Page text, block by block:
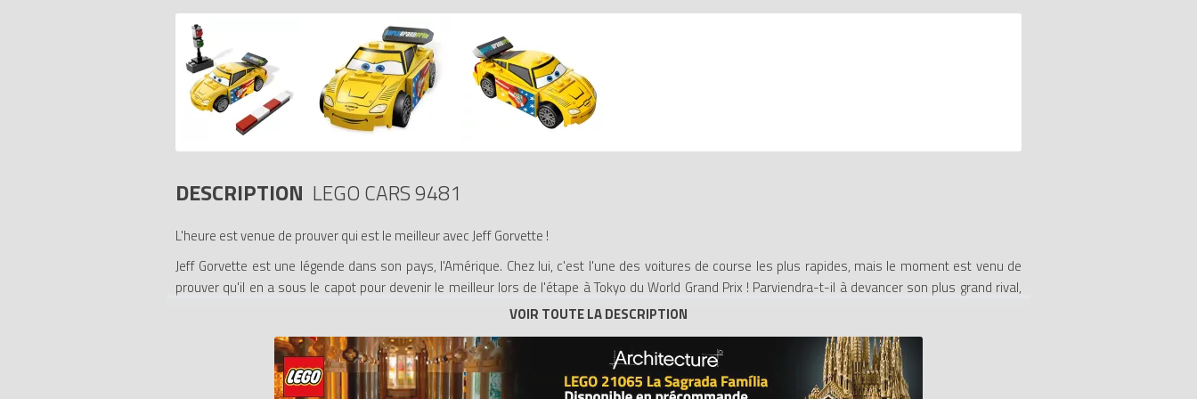
DESCRIPTION LEGO CARS 9481
L'heure est venue de prouver qui est le meilleur avec Jeff Gorvette !
Jeff Gorvette est une légende dans son pays, l'Amérique. Chez lui, c'est l'une des voitures de course les plus rapides, mais le moment est venu de
prouver qu'il en a sous le capot pour devenir le meilleur lors de l'étape à Tokyo du World Grand Prix ! Parviendra-t-il à devancer son plus grand rival,
- Inclut la star du film Cars 2 de Disney Pixar, Jeff Corvette
- Accessoires : des feux de course et une barrière
- Prouvez que vous êtes le meilleur du World Grand Prix de Tokyo !